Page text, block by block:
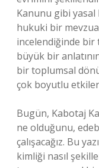
Kanunu gibi yasal
hukuki bir
incelendiğinde bir
büyük bir
bir toplumsal
çok boyutlu
Bugün, Kabotaj
ne olduğunu,
çalışacağız. Bu
kimliği nasıl